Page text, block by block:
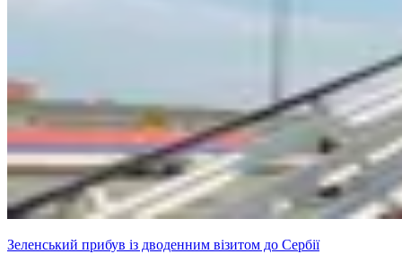
Зеленський прибув із дводенним візитом до Сербії